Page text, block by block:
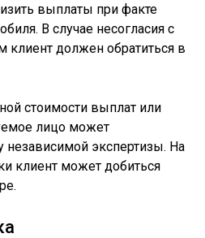
выплаты при факте
В случае несогласия с
должен обратиться в
стоимости выплат или
лицо может
независимой экспертизы. На
клиент может добиться